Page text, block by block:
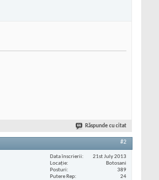
Răspunde cu citat
#2
Data înscrierii
21st July 2013
Locaţie
Botosani
Posturi
389
Putere Rep
24